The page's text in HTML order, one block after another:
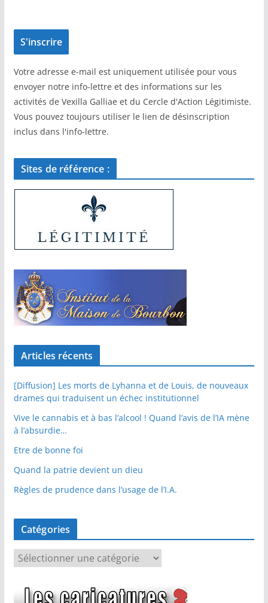
Votre adresse e-mail est uniquement utilisée pour vous
envoyer notre info-lettre et des informations sur les
activités de Vexilla Galliae et du Cercle d'Action Légitimiste.
Vous pouvez toujours utiliser le lien de désinscription
inclus dans l'info-lettre.
Sites de référence :
Articles récents
[Diffusion] Les morts de Lyhanna et de Louis, de nouveaux
drames qui traduisent un échec institutionnel
Vive le cannabis et à bas l’alcool ! Quand l’avis de l’IA mène
à l’absurdie…
Etre de bonne foi
Quand la patrie devient un dieu
Règles de prudence dans l’usage de l’I.A.
Catégories
a